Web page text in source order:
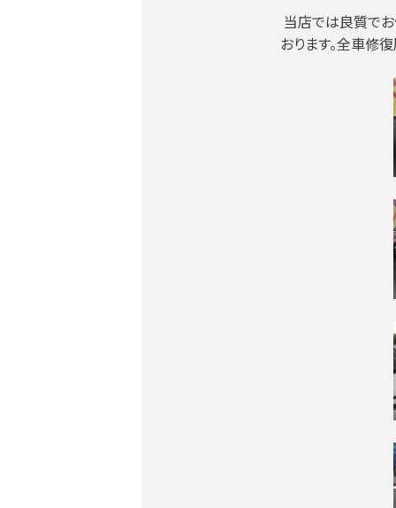
当店では良質で
おります。全車修